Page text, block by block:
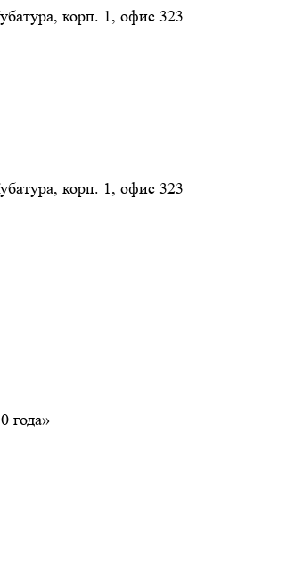
корп. 1, офис 323
корп. 1, офис 323
года»